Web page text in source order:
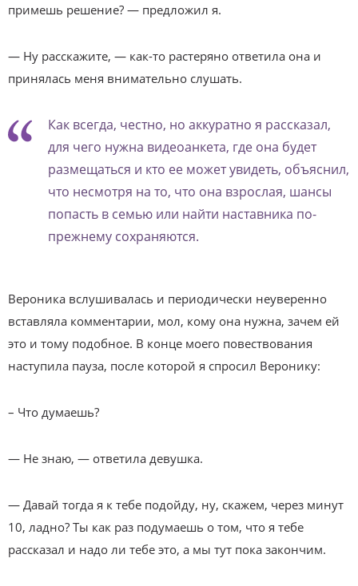
примешь решение? — предложил я.
— Ну расскажите, — как-то растеряно ответила она и
принялась меня внимательно слушать.
Как всегда, честно, но аккуратно я рассказал,
для чего нужна видеоанкета, где она будет
размещаться и кто ее может увидеть, объяснил,
что несмотря на то, что она взрослая, шансы
попасть в семью или найти наставника по-
прежнему сохраняются.
Вероника вслушивалась и периодически неуверенно
вставляла комментарии, мол, кому она нужна, зачем ей
это и тому подобное. В конце моего повествования
наступила пауза, после которой я спросил Веронику:
– Что думаешь?
— Не знаю, — ответила девушка.
— Давай тогда я к тебе подойду, ну, скажем, через минут
10, ладно? Ты как раз подумаешь о том, что я тебе
рассказал и надо ли тебе это, а мы тут пока закончим.